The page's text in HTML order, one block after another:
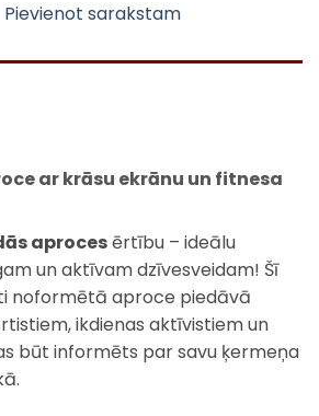
Pievienot sarakstam
ar krāsu ekrānu un fitnesa
aprocesērtību – ideālu
un aktīvam dzīvesveidam! Šī
noformētā aproce piedāvā
ikdienas aktīvistiem un
būt informēts par savu ķermeņa